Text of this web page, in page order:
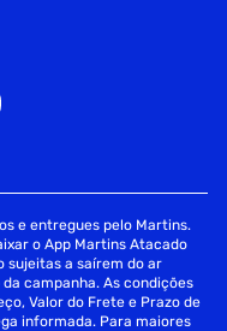
e entregues pelo Martins.
o App Martins Atacado
sujeitas a saírem do ar
campanha. As condições
Valor do Frete e Prazo de
informada. Para maiores